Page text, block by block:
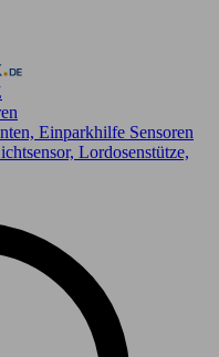
Einparkhilfe Sensoren
Lordosenstütze,